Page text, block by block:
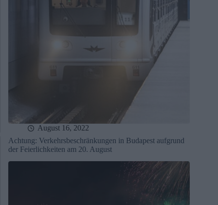
August 16, 2022
Achtung: Verkehrsbeschränkungen in Budapest aufgrund
der Feierlichkeiten am 20. August